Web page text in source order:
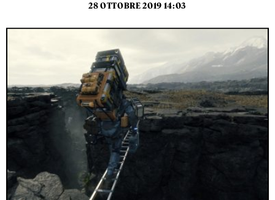
28 OTTOBRE 2019 14:03